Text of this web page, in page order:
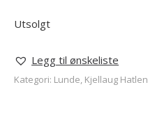
Utsolgt
Legg til ønskeliste
Kategori: Lunde, Kjellaug Hatlen